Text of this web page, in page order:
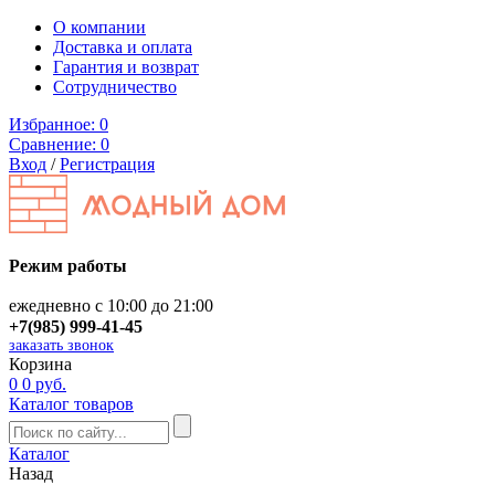
О компании
Доставка и оплата
Гарантия и возврат
Сотрудничество
Избранное: 0
Сравнение: 0
Вход /Регистрация
Режим работы
ежедневно с 10:00 до 21:00
+7(985) 999-41-45
заказать звонок
Корзина
0 0 руб.
Каталог товаров
Каталог
Назад